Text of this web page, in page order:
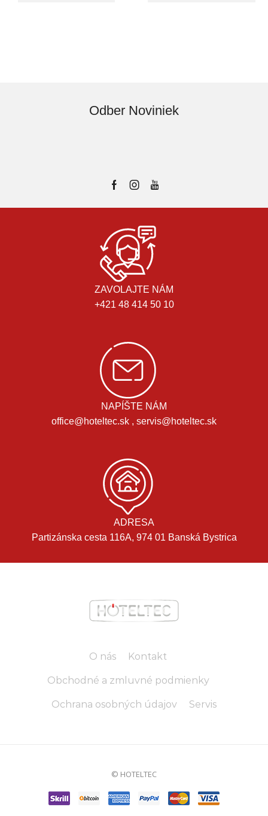
Odber Noviniek
ZAVOLAJTE NÁM
+421 48 414 50 10
NAPÍŠTE NÁM
office@hoteltec.sk , servis@hoteltec.sk
ADRESA
Partizánska cesta 116A, 974 01 Banská Bystrica
O nás Kontakt
Obchodné a zmluvné podmienky
Ochrana osobných údajov Servis
© HOTELTEC